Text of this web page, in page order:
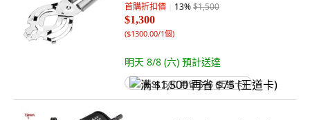
首購折扣價 13%$1,500
$1,300
($1300.00/1個)
明天 8/8 (六) 預計送達
满 $1,500 再省 $75 (王道卡)